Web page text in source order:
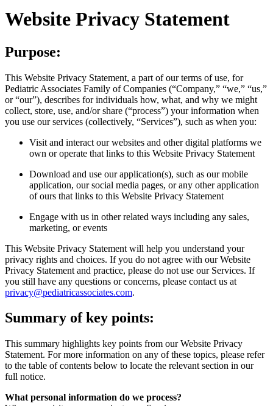
Website Privacy Statement
Purpose:
This Website Privacy Statement, a part of our terms of use, for
Pediatric Associates Family of Companies (“Company,” “we,” “us,”
or “our”), describes for individuals how, what, and why we might
collect, store, use, and/or share (“process”) your information when
you use our services (collectively, “Services”), such as when you:
Visit and interact our websites and other digital platforms we
own or operate that links to this Website Privacy Statement
Download and use our application(s), such as our mobile
application, our social media pages, or any other application
of ours that links to this Website Privacy Statement
Engage with us in other related ways including any sales,
marketing, or events
This Website Privacy Statement will help you understand your
privacy rights and choices. If you do not agree with our Website
Privacy Statement and practice, please do not use our Services. If
you still have any questions or concerns, please contact us at
privacy@pediatricassociates.com.
Summary of key points:
This summary highlights key points from our Website Privacy
Statement. For more information on any of these topics, please refer
to the table of contents below to locate the relevant section in our
full notice.
What personal information do we process?